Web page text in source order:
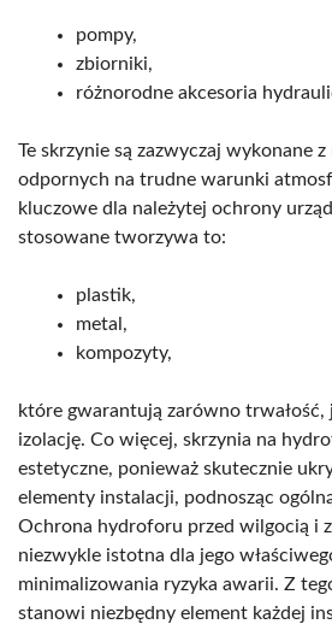
pompy,
zbiorniki,
różnorodne akcesoria
Te skrzynie są zazwyczaj wykonane
odpornych na trudne warunki
kluczowe dla należytej ochrony
stosowane tworzywa to:
plastik,
metal,
kompozyty,
które gwarantują zarówno trwałość,
izolację. Co więcej, skrzynia na
estetyczne, ponieważ skutecznie
elementy instalacji, podnosząc
Ochrona hydroforu przed wilgocią i
niezwykle istotna dla jego
minimalizowania ryzyka awarii. Z
stanowi niezbędny element każdej